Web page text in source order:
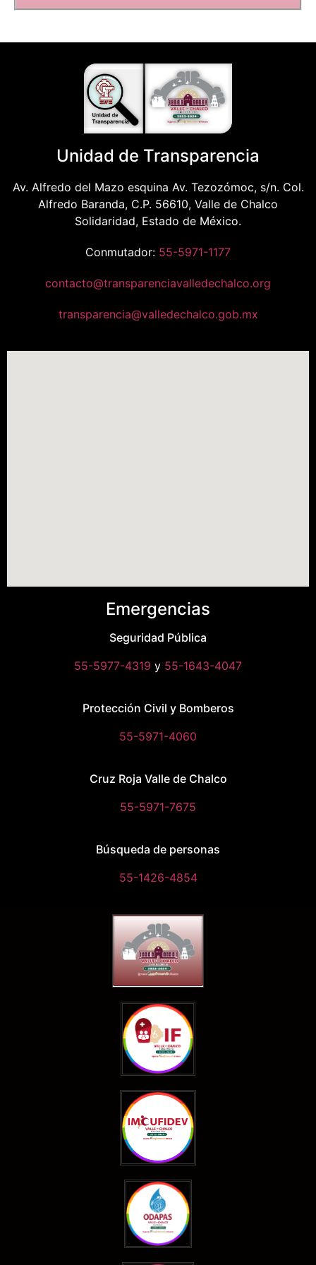
Unidad de Transparencia
Av. Alfredo del Mazo esquina Av. Tezozómoc, s/n. Col.
Alfredo Baranda, C.P. 56610, Valle de Chalco
Solidaridad, Estado de México.
Conmutador: 55-5971-1177
contacto@transparenciavalledechalco.org
transparencia@valledechalco.gob.mx
Emergencias
Seguridad Pública
55-5977-4319 y 55-1643-4047
Protección Civil y Bomberos
55-5971-4060
Cruz Roja Valle de Chalco
55-5971-7675
Búsqueda de personas
55-1426-4854